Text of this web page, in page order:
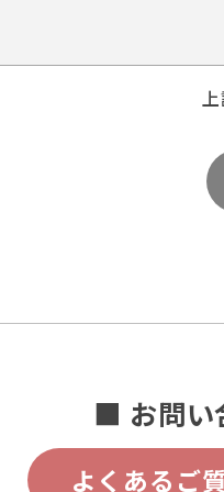
■ お問い
よくあるご